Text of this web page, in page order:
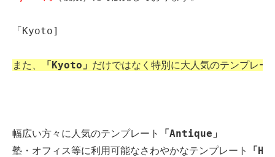
「Kyoto]
また、 「Kyoto」 だけではなく特別に大人気のテンプレ
幅広い方々に人気のテンプレート
「Antique」
塾・オフィス等に利用可能なさわやかなテンプレート
「